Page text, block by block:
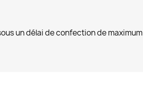
un délai de confection de maximum